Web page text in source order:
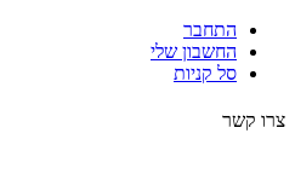
התחבר
החשבון שלי
סל קניות
קשר